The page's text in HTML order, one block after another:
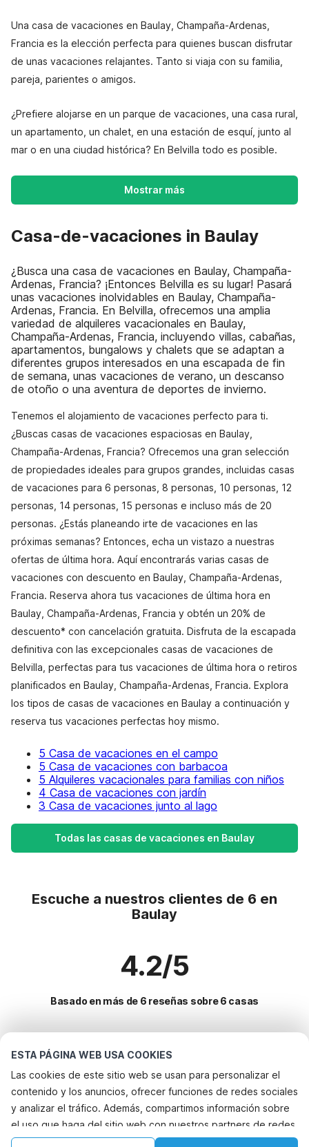
ESTA PÁGINA WEB USA COOKIES
Las cookies de este sitio web se usan para personalizar el
contenido y los anuncios, ofrecer funciones de redes sociales
y analizar el tráfico. Además, compartimos información sobre
el uso que haga del sitio web con nuestros partners de redes
sociales, publicidad y análisis web, quienes pueden
Una casa de vacaciones en Baulay, Champaña-Ardenas,
Francia es la elección perfecta para quienes buscan disfrutar
de unas vacaciones relajantes. Tanto si viaja con su familia,
pareja, parientes o amigos.
¿Prefiere alojarse en un parque de vacaciones, una casa rural,
un apartamento, un chalet, en una estación de esquí, junto al
mar o en una ciudad histórica? En Belvilla todo es posible.
Mostrar más
Casa-de-vacaciones in Baulay
¿Busca una casa de vacaciones en Baulay, Champaña-
Ardenas, Francia? ¡Entonces Belvilla es su lugar! Pasará
unas vacaciones inolvidables en Baulay, Champaña-
Ardenas, Francia. En Belvilla, ofrecemos una amplia
variedad de alquileres vacacionales en Baulay,
Champaña-Ardenas, Francia, incluyendo villas, cabañas,
apartamentos, bungalows y chalets que se adaptan a
diferentes grupos interesados en una escapada de fin
de semana, unas vacaciones de verano, un descanso
de otoño o una aventura de deportes de invierno.
Tenemos el alojamiento de vacaciones perfecto para ti.
¿Buscas casas de vacaciones espaciosas en Baulay,
Champaña-Ardenas, Francia? Ofrecemos una gran selección
de propiedades ideales para grupos grandes, incluidas casas
de vacaciones para 6 personas, 8 personas, 10 personas, 12
personas, 14 personas, 15 personas e incluso más de 20
personas. ¿Estás planeando irte de vacaciones en las
próximas semanas? Entonces, echa un vistazo a nuestras
ofertas de última hora. Aquí encontrarás varias casas de
vacaciones con descuento en Baulay, Champaña-Ardenas,
Francia. Reserva ahora tus vacaciones de última hora en
Baulay, Champaña-Ardenas, Francia y obtén un 20% de
descuento* con cancelación gratuita. Disfruta de la escapada
definitiva con las excepcionales casas de vacaciones de
Belvilla, perfectas para tus vacaciones de última hora o retiros
planificados en Baulay, Champaña-Ardenas, Francia. Explora
los tipos de casas de vacaciones en Baulay a continuación y
reserva tus vacaciones perfectas hoy mismo.
5 Casa de vacaciones en el campo
5 Casa de vacaciones con barbacoa
5 Alquileres vacacionales para familias con niños
4 Casa de vacaciones con jardín
3 Casa de vacaciones junto al lago
Todas las casas de vacaciones en Baulay
Escuche a nuestros clientes de 6 en
Baulay
4.2/5
Basado en más de 6 reseñas sobre 6 casas
Destinos más populares para vacaciones
Ciudades con los mejores servicios para vacaciones
Casa de vacaciones con barbacoa les-hautes-rivieres
Casa de vacaciones con barbacoa tournavaux
Servicios populares para vacaciones en Baulay
Ciudades populares para vacaciones en Champana-